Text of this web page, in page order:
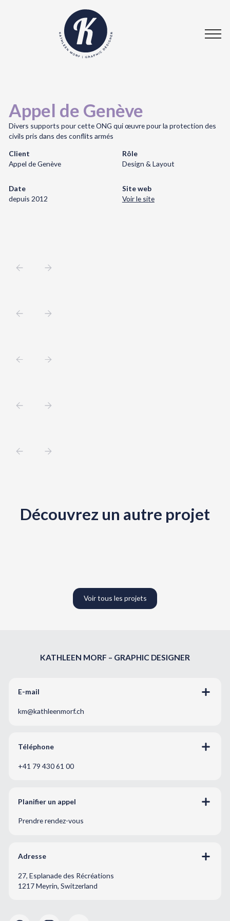
Appel de Genève
Divers supports pour cette ONG qui œuvre pour la protection des
civils pris dans des conflits armés
Client
Appel de Genève
Rôle
Design & Layout
Date
depuis 2012
Site web
Voir le site
Découvrez un autre projet
Voir tous les projets
KATHLEEN MORF – GRAPHIC DESIGNER
E-mail
km@kathleenmorf.ch
Téléphone
+41 79 430 61 00
Planifier un appel
Prendre rendez-vous
Adresse
27, Esplanade des Récréations
1217 Meyrin, Switzerland